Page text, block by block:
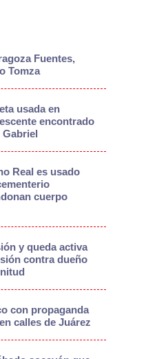
Fuentes,
Tomza
usada en
encontrado
Gabriel
Real es usado
cuerpo
y queda activa
contra dueño
con propaganda
calles de Juárez